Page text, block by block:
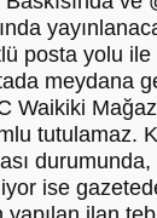
posta yolu ile
meydana
Waikiki
tutulamaz.
ise